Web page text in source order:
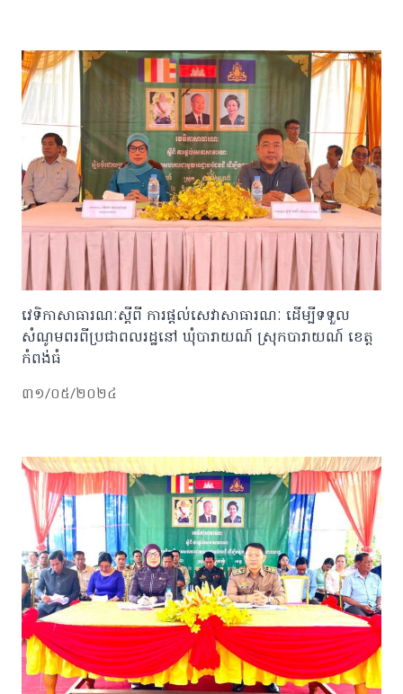
វេទិកាសាធារណៈស្តីពី ការផ្តល់សេវាសាធារណៈ ដើម្បីទទួល
សំណូមពរពីប្រជាពលរដ្ឋនៅ ឃុំបារាយណ៍ ស្រុកបារាយណ៍ ខេត្ត
កំពង់ធំ
៣១/០៥/២០២៤